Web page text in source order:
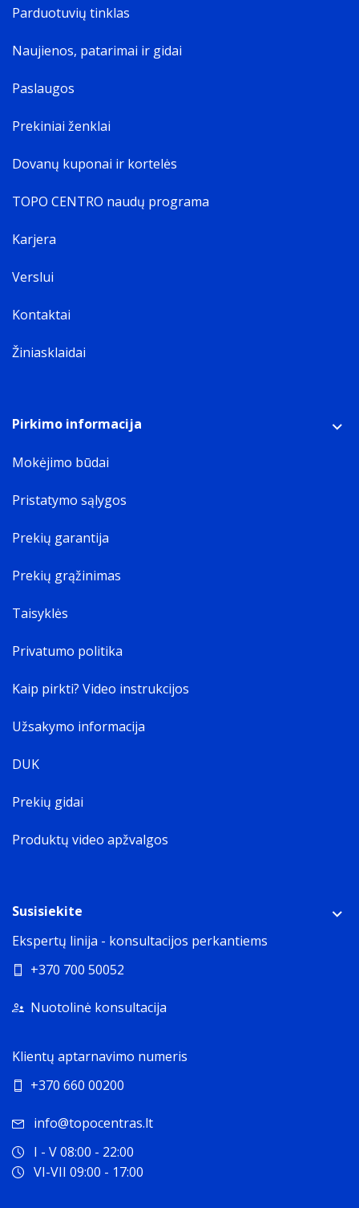
Parduotuvių tinklas
Naujienos, patarimai ir gidai
Paslaugos
Prekiniai ženklai
Dovanų kuponai ir kortelės
TOPO CENTRO naudų programa
Karjera
Verslui
Kontaktai
Žiniasklaidai
Pirkimo informacija
Mokėjimo būdai
Pristatymo sąlygos
Prekių garantija
Prekių grąžinimas
Taisyklės
Privatumo politika
Kaip pirkti? Video instrukcijos
Užsakymo informacija
DUK
Prekių gidai
Produktų video apžvalgos
Susisiekite
Ekspertų linija - konsultacijos perkantiems
+370 700 50052
Nuotolinė konsultacija
Klientų aptarnavimo numeris
+370 660 00200
info@topocentras.lt
I - V 08:00 - 22:00
VI-VII 09:00 - 17:00